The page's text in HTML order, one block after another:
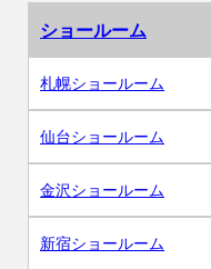
ショールーム
札幌ショールーム
仙台ショールーム
金沢ショールーム
新宿ショールーム